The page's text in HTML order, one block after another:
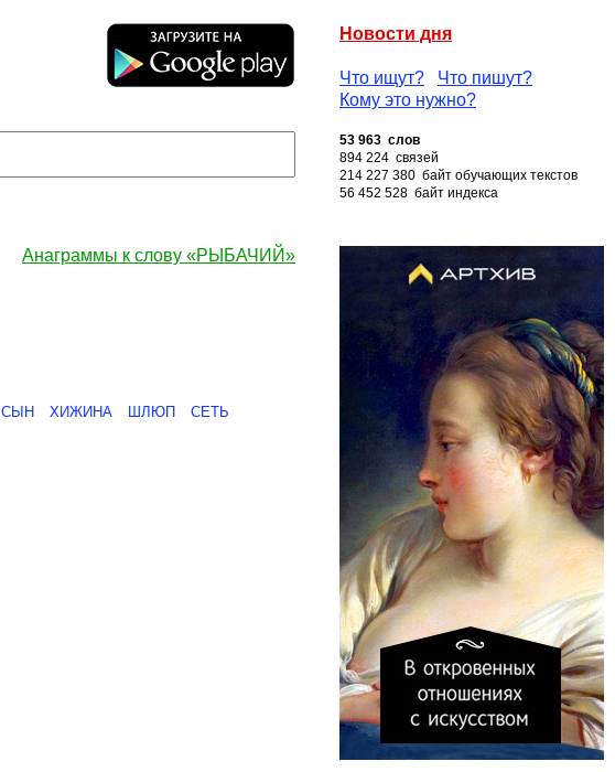
Новости дня
Что ищут?
Что пишут?
Кому это нужно?
53 963 слов
894 224 связей
214 227 380 байт обучающих текстов
56 452 528 байт индекса
Анаграммы к слову «РЫБАЧИЙ»
СЫН ХИЖИНА ШЛЮП СЕТЬ